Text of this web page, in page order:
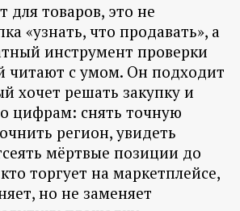
для товаров, это не
«узнать, что продавать», а
инструмент проверки
читают с умом. Он подходит
хочет решать закупку и
цифрам: снять точную
регион, увидеть
мёртвые позиции до
торгует на маркетплейсе,
но не заменяет